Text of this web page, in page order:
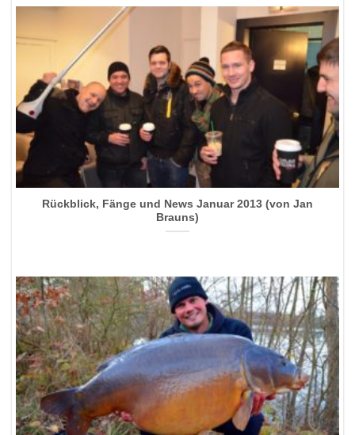
Rückblick, Fänge und News Januar 2013 (von Jan
Brauns)